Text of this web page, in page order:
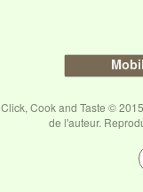
Click, Cook and Taste ©
de l'auteur.